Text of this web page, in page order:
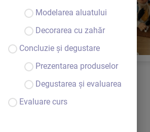
Modelarea aluatului
Decorarea cu zahăr
Concluzie și degustare
Prezentarea produselor
Degustarea și evaluarea
Evaluare curs